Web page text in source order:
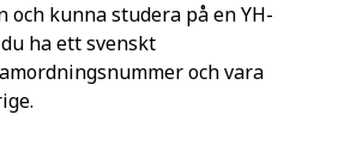
och kunna studera på en YH-
ha ett svenskt
och vara